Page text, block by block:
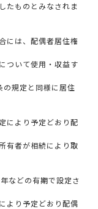
たものとみなされま
には、配偶者居住権
ついて使用・収益す
規定と同様に居住
により予定どおり配
有者が相続により取
などの有期で設定さ
より予定どおり配偶